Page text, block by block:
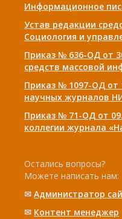
Информационное
Устав редакции
Социология и
Приказ № 636-ОД от
средств массовой
Приказ № 1097-ОД от
научных журналов
Приказ № 71-ОД от
коллегии журнала
Остались вопросы?
Можете написать нам:
✉ Администратор
✉ Контент менеджер